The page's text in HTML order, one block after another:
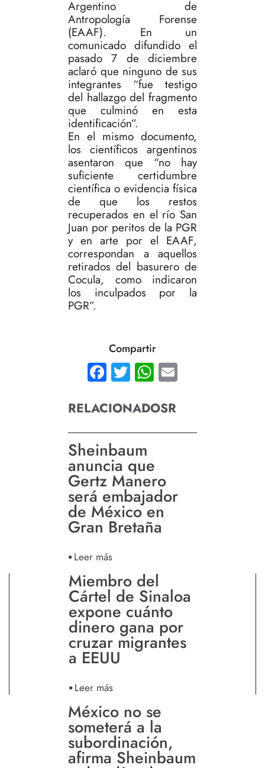
Argentino de
Antropología Forense
(EAAF). En un
comunicado difundido el
pasado 7 de diciembre
aclaró que ninguno de sus
integrantes “fue testigo
del hallazgo del fragmento
que culminó en esta
identificación”.
En el mismo documento,
los científicos argentinos
asentaron que “no hay
suficiente certidumbre
científica o evidencia física
de que los restos
recuperados en el río San
Juan por peritos de la PGR
y en arte por el EAAF,
correspondan a aquellos
retirados del basurero de
Cocula, como indicaron
los inculpados por la
PGR”.
Compartir
Facebook
TwitterWhatsApp
RELACIONADOSR
Sheinbaum
anuncia que
Gertz Manero
será embajador
de México en
Gran Bretaña
Leer más
Miembro del
Cártel de Sinaloa
expone cuánto
dinero gana por
cruzar migrantes
a EEUU
Leer más
México no se
someterá a la
subordinación,
afirma Sheinbaum